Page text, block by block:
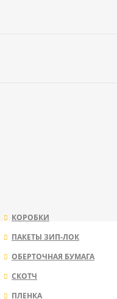
КОРОБКИ
ПАКЕТЫ ЗИП-ЛОК
ОБЕРТОЧНАЯ БУМАГА
СКОТЧ
ПЛЕНКА